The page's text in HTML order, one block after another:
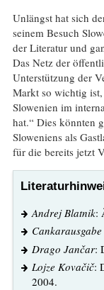
Unlängst hat sich
seinem Besuch
der Literatur und
Das Netz der
Unterstützung der
Markt so wichtig
Slowenien im
hat.“ Dies könnten
Sloweniens als
für die bereits jetzt
Andrej Blatnik:
Cankarausgabe
Drago Jančar:
Lojze Kovačič:
2004.